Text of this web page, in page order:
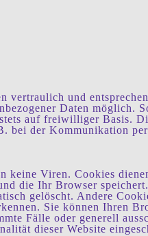
vertraulich und
Daten möglich.
auf freiwilliger Basis.
bei der Kommunikation
keine Viren. Cookies
die Ihr Browser speichert.
gelöscht. Andere
Sie können Ihren
Fälle oder generell
dieser Website